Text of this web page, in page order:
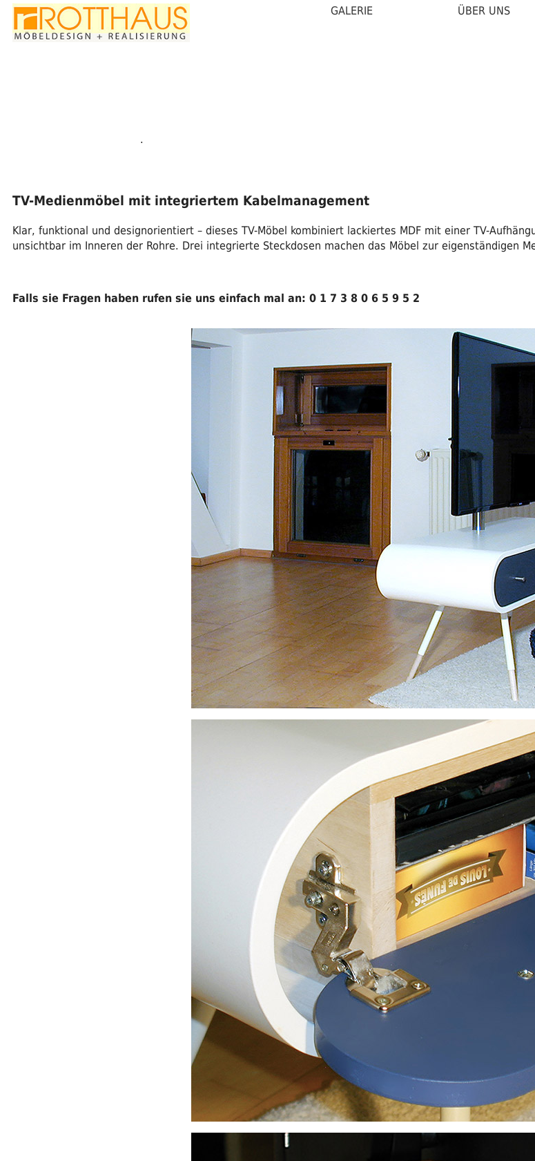
GALERIE ÜBER UNS
.
TV-Medienmöbel mit integriertem Kabelmanagement
Klar, funktional und designorientiert – dieses TV-Möbel kombiniert lackiertes MDF mit einer TV-
unsichtbar im Inneren der Rohre. Drei integrierte Steckdosen machen das Möbel zur eigenständigen
Falls sie Fragen haben rufen sie uns einfach mal an: 0 1 7 3 8 0 6 5 9 5 2